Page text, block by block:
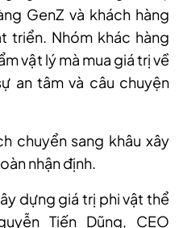
GenZ và khách hàng
triển. Nhóm khác hàng
vật lý mà mua giá trị về
an tâm và câu chuyện
chuyển sang khâu xây
nhận định.
dựng giá trị phi vật thể
Tiến Dũng, CEO